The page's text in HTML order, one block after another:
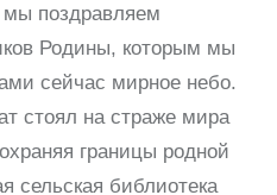
поздравляем
Родины, которым мы
сейчас мирное небо.
стоял на страже мира
границы родной
сельская библиотека